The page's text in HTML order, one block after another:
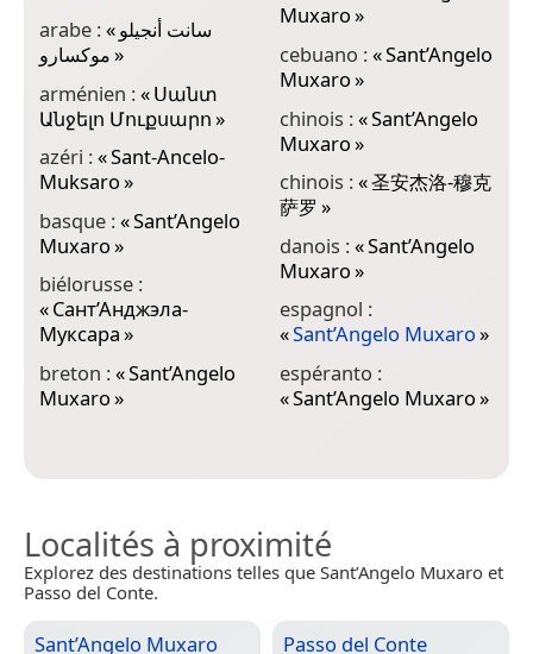
arabe :«سانت أنجيلو
موكسارو»
arménien :«Սանտ
Անջելո Մուքսարո»
azéri :«Sant-Ancelo-
Muksaro»
basque :«Sant’Angelo
Muxaro»
biélorusse :
«Сант’Анджэла-
Муксара»
breton :«Sant’Angelo
Muxaro»
Muxaro»
cebuano :«Sant’Angelo
Muxaro»
chinois :«Sant’Angelo
Muxaro»
chinois :«圣安杰洛-穆克
萨罗 »
danois :«Sant’Angelo
Muxaro»
espagnol :
«Sant’Angelo Muxaro»
espéranto :
«Sant’Angelo Muxaro»
Localités à proximité
Explorez des destinations telles que Sant’Angelo Muxaro et
Passo del Conte.
Sant’Angelo Muxaro Passo del Conte